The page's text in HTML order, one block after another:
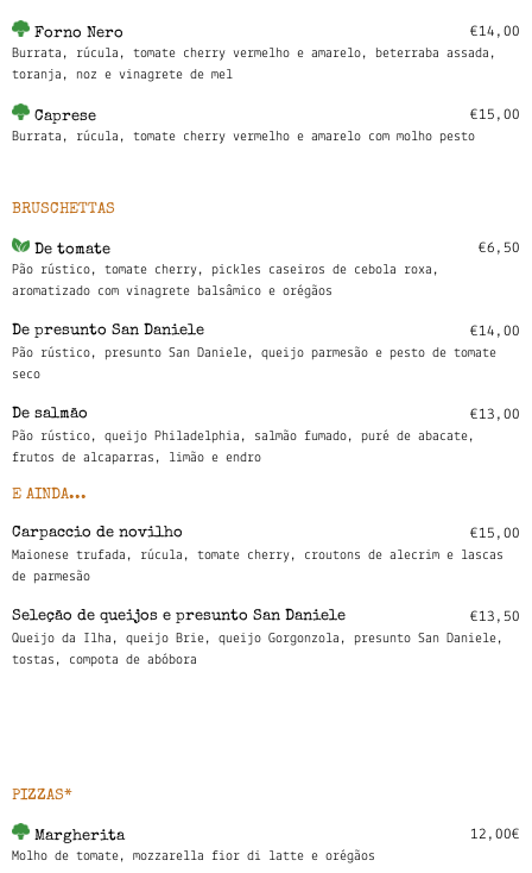
Forno Nero €14,00
Burrata, rúcula, tomate cherry vermelho e amarelo, beterraba assada,
toranja, noz e vinagrete de mel
Caprese €15,00
Burrata, rúcula, tomate cherry vermelho e amarelo com molho pesto
BRUSCHETTAS
De tomate €6,50
Pão rústico, tomate cherry, pickles caseiros de cebola roxa,
aromatizado com vinagrete balsâmico e orégãos
De presunto San Daniele €14,00
Pão rústico, presunto San Daniele, queijo parmesão e pesto de tomate
seco
De salmão €13,00
Pão rústico, queijo Philadelphia, salmão fumado, puré de abacate,
frutos de alcaparras, limão e endro
E AINDA...
Carpaccio de novilho €15,00
Maionese trufada, rúcula, tomate cherry, croutons de alecrim e lascas
de parmesão
Seleção de queijos e presunto San Daniele €13,50
Queijo da Ilha, queijo Brie, queijo Gorgonzola, presunto San Daniele,
tostas, compota de abóbora
PIZZAS*
Margherita 12,00€
Molho de tomate, mozzarella fior di latte e orégãos